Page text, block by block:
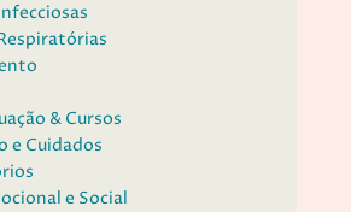
& Cursos
e Cuidados
e Social